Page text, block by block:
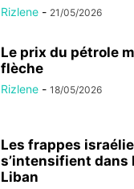
Rizlene - 21/05/2026
Le prix du pétrole
flèche
Rizlene - 18/05/2026
Les frappes
s’intensifient dans
Liban